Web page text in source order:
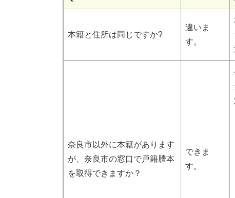
本籍と住所は同じですか?
違いま
す。
奈良市以外に本籍があります
が、奈良市の窓口で戸籍謄本
を取得できますか？
できま
す。